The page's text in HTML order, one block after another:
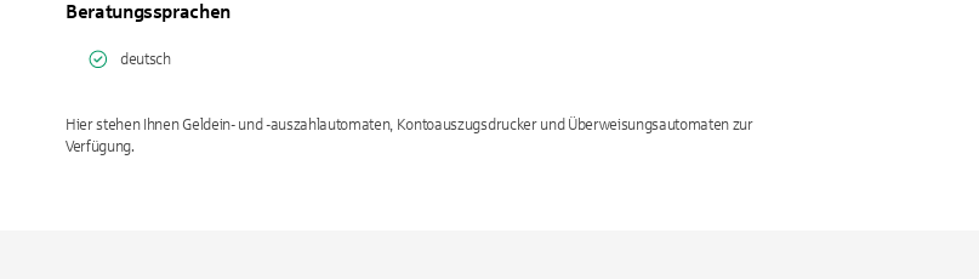
Beratungssprachen
deutsch
Hier stehen Ihnen Geldein- und -auszahlautomaten, Kontoauszugsdrucker und Überweisungsautomaten zur
Verfügung.